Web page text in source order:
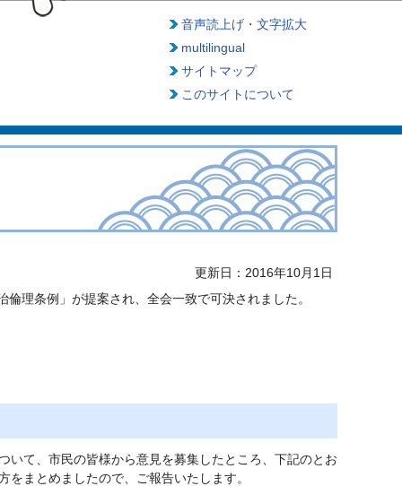
音声読上げ・文字拡大
multilingual
サイトマップ
このサイトについて
更新日：2016年10月1日
理条例」が提案され、全会一致で可決されました。
いて、市民の皆様から意見を募集したところ、下記のとお
まとめましたので、ご報告いたします。